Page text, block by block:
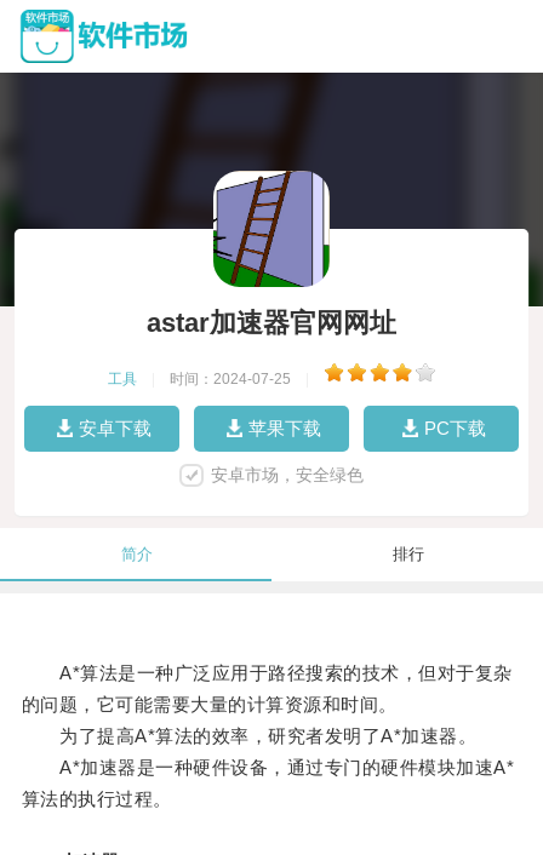
astar加速器官网网址
工具 时间：2024-07-25
安卓下载 苹果下载 PC下载
安卓市场，安全绿色
简介 排行
A*算法是一种广泛应用于路径搜索的技术，但对于复杂
的问题，它可能需要大量的计算资源和时间。
为了提高A*算法的效率，研究者发明了A*加速器。
A*加速器是一种硬件设备，通过专门的硬件模块加速A*
算法的执行过程。